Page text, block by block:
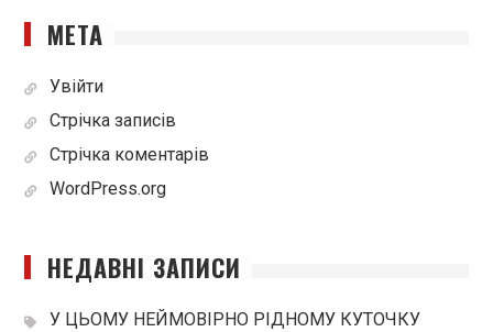
МЕТА
Увійти
Стрічка записів
Стрічка коментарів
WordPress.org
НЕДАВНІ ЗАПИСИ
У ЦЬОМУ НЕЙМОВІРНО РІДНОМУ КУТОЧКУ